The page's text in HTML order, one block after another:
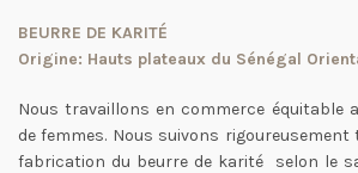
BEURRE DE KARITÉ
Origine: Hauts plateaux du Sénégal
Nous travaillons en commerce équitable
de femmes. Nous suivons
fabrication du beurre de karité selon le